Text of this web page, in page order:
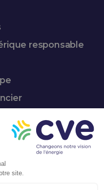
responsable